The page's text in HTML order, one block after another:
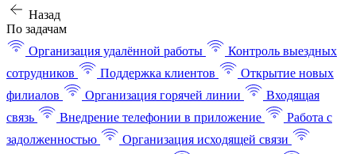
Назад
По задачам
Организация удалённой работы
Контроль выездных
сотрудников
Поддержка клиентов
Открытие новых
филиалов
Организация горячей линии
Входящая
связь
Внедрение телефонии в приложение
Работа с
задолженностью
Организация исходящей связи